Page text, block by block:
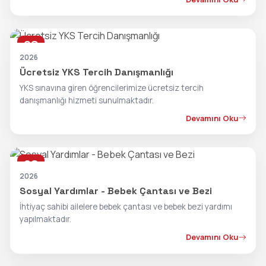
28
OCA
2026
Ücretsiz YKS Tercih Danışmanlığı
YKS sınavına giren öğrencilerimize ücretsiz tercih
danışmanlığı hizmeti sunulmaktadır.
Devamını Oku
28
OCA
2026
Sosyal Yardımlar - Bebek Çantası ve Bezi
İhtiyaç sahibi ailelere bebek çantası ve bebek bezi yardımı
yapılmaktadır.
Devamını Oku